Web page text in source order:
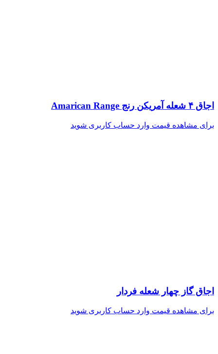
اجاق ۴ شعله آمریکن رنج Amarican Range
برای مشاهده قیمت وارد حساب کاربری شوید
اجاق گاز چهار شعله فردار
برای مشاهده قیمت وارد حساب کاربری شوید